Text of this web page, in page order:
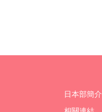
日本部簡介